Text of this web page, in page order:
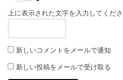
上に表示された文字を入力してくださ
新しいコメントをメールで通知
新しい投稿をメールで受け取る